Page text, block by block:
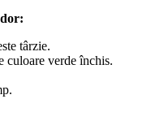
târzie.
culoare verde închis.